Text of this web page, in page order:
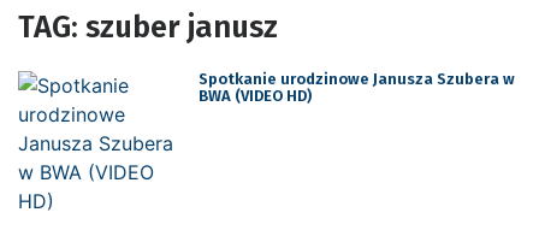
TAG: szuber janusz
Spotkanie urodzinowe Janusza Szubera w
BWA (VIDEO HD)